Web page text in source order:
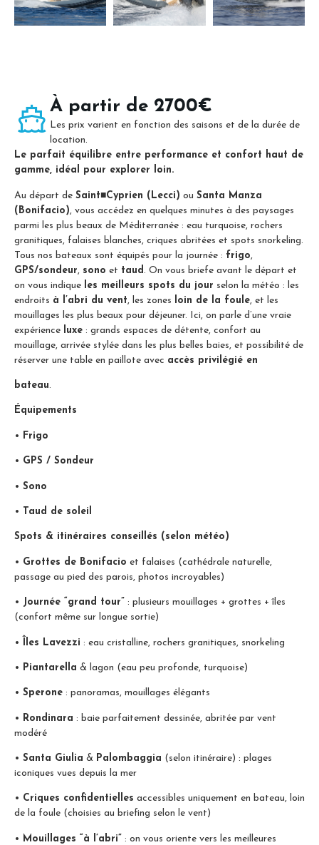
À partir de 2700€
Les prix varient en fonction des saisons et de la durée de
location.
Le parfait équilibre entre performance et confort haut de
gamme, idéal pour explorer loin.
Au départ de Saint■Cyprien (Lecci) ou Santa Manza
(Bonifacio), vous accédez en quelques minutes à des paysages
parmi les plus beaux de Méditerranée : eau turquoise, rochers
granitiques, falaises blanches, criques abritées et spots snorkeling.
Tous nos bateaux sont équipés pour la journée : frigo,
GPS/sondeur, sono et taud . On vous briefe avant le départ et
on vous indique les meilleurs spots du jour selon la météo : les
endroits à l’abri du vent, les zones loin de la foule, et les
mouillages les plus beaux pour déjeuner. Ici, on parle d’une vraie
expérience luxe : grands espaces de détente, confort au
mouillage, arrivée stylée dans les plus belles baies, et possibilité de
réserver une table en paillote avec accès privilégié en
bateau.
Équipements
• Frigo
• GPS / Sondeur
• Sono
• Taud de soleil
Spots & itinéraires conseillés (selon météo)
• Grottes de Bonifacio et falaises (cathédrale naturelle,
passage au pied des parois, photos incroyables)
• Journée “grand tour” : plusieurs mouillages + grottes + îles
(confort même sur longue sortie)
• Îles Lavezzi : eau cristalline, rochers granitiques, snorkeling
• Piantarella & lagon (eau peu profonde, turquoise)
• Sperone : panoramas, mouillages élégants
• Rondinara : baie parfaitement dessinée, abritée par vent
modéré
• Santa Giulia & Palombaggia (selon itinéraire) : plages
iconiques vues depuis la mer
• Criques confidentielles accessibles uniquement en bateau, loin
de la foule (choisies au briefing selon le vent)
• Mouillages “à l’abri” : on vous oriente vers les meilleures